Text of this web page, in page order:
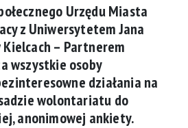
Urzędu Miasta
z Uniwersytetem Jana
– Partnerem
wszystkie osoby
działania na
wolontariatu do
anonimowej ankiety.